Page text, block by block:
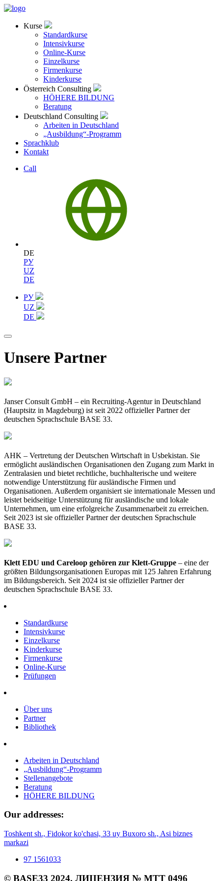
Kurse
Standardkurse
Intensivkurse
Online-Kurse
Einzelkurse
Firmenkurse
Kinderkurse
Österreich Consulting
HÖHERE BILDUNG
Beratung
Deutschland Consulting
Arbeiten in Deutschland
„Ausbildung“-Programm
Sprachklub
Kontakt
Call
DE
РУ
UZ
DE
РУ
UZ
DE
Unsere Partner
Janser Consult GmbH – ein Recruiting-Agentur in Deutschland
(Hauptsitz in Magdeburg) ist seit 2022 offizieller Partner der
deutschen Sprachschule BASE 33.
AHK – Vertretung der Deutschen Wirtschaft in Usbekistan. Sie
ermöglicht ausländischen Organisationen den Zugang zum Markt in
Zentralasien und bietet rechtliche, buchhalterische und weitere
notwendige Unterstützung für ausländische Firmen und
Organisationen. Außerdem organisiert sie internationale Messen und
leistet beidseitige Unterstützung für ausländische und lokale
Unternehmen, um eine erfolgreiche Zusammenarbeit zu erreichen.
Seit 2023 ist sie offizieller Partner der deutschen Sprachschule
BASE 33.
Klett EDU und Careloop gehören zur Klett-Gruppe – eine der
größten Bildungsorganisationen Europas mit 125 Jahren Erfahrung
im Bildungsbereich. Seit 2024 ist sie offizieller Partner der
deutschen Sprachschule BASE 33.
Standardkurse
Intensivkurse
Einzelkurse
Kinderkurse
Firmenkurse
Online-Kurse
Prüfungen
Über uns
Partner
Bibliothek
Arbeiten in Deutschland
„Ausbildung“-Programm
Stellenangebote
Beratung
HÖHERE BILDUNG
Our addresses:
Toshkent sh., Fidokor ko'chasi, 33 uy Buxoro sh., Asi biznes
markazi
97 1561033
© BASE33 2024. ЛИЦЕНЗИЯ № MTT 0496